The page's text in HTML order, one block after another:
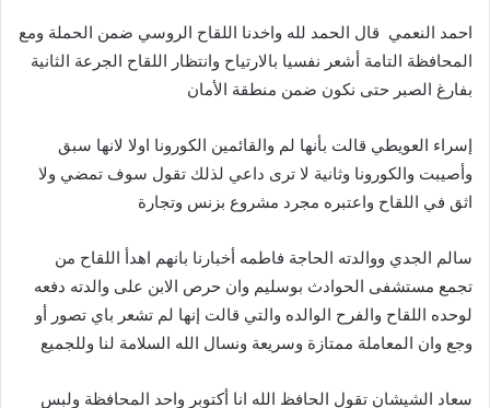
‎احمد النعمي قال الحمد لله واخدنا اللقاح الروسي ضمن الحملة ومع
المحافظة التامة أشعر نفسيا بالارتياح وانتظار اللقاح الجرعة الثانية
بفارغ الصبر حتى نكون ضمن منطقة الأمان
‎إسراء العويطي قالت بأنها لم والقائمين الكورونا اولا لانها سبق
وأصيبت والكورونا وثانية لا ترى داعي لذلك تقول سوف تمضي ولا
اثق في اللقاح واعتبره مجرد مشروع بزنس وتجارة
‎سالم الجدي ووالدته الحاجة فاطمه أخبارنا بانهم اهدأ اللقاح من
تجمع مستشفى الحوادث بوسليم وان حرص الابن على والدته دفعه
لوحده اللقاح والفرح الوالده والتي قالت إنها لم تشعر باي تصور أو
وجع وان المعاملة ممتازة وسريعة ونسال الله السلامة لنا وللجميع
‎سعاد الشيشان تقول الحافظ الله انا أكتوبر واحد المحافظة ولبس